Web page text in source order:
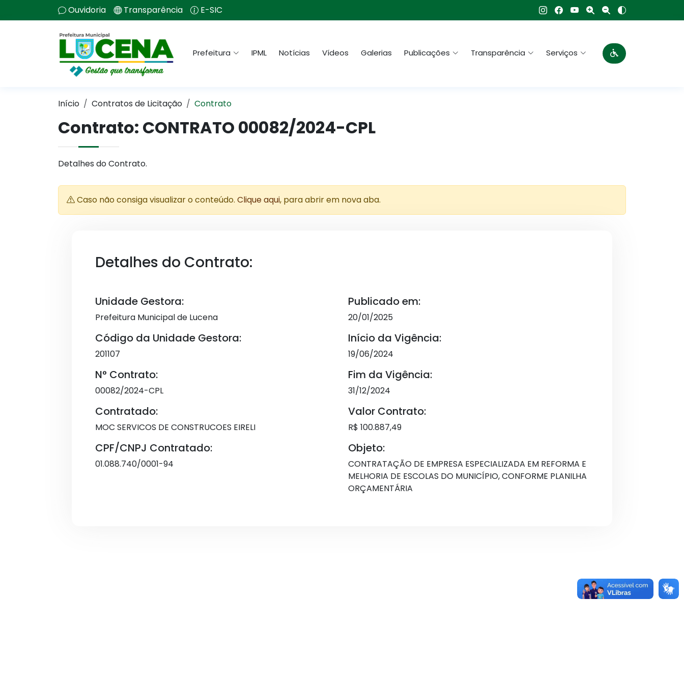
Ouvidoria Transparência E-SIC
Prefeitura IPML Notícias Vídeos Galerias Publicações Transparência Serviços
Início Contratos de Licitação Contrato
Contrato: CONTRATO 00082/2024-CPL
Detalhes do Contrato.
Caso não consiga visualizar o conteúdo. Clique aqui, para abrir em nova aba.
Detalhes do Contrato:
Unidade Gestora:
Prefeitura Municipal de Lucena
Código da Unidade Gestora:
201107
N° Contrato:
00082/2024-CPL
Contratado:
MOC SERVICOS DE CONSTRUCOES EIRELI
CPF/CNPJ Contratado:
01.088.740/0001-94
Publicado em:
20/01/2025
Início da Vigência:
19/06/2024
Fim da Vigência:
31/12/2024
Valor Contrato:
R$ 100.887,49
Objeto:
CONTRATAÇÃO DE EMPRESA ESPECIALIZADA EM REFORMA E
MELHORIA DE ESCOLAS DO MUNICÍPIO, CONFORME PLANILHA
ORÇAMENTÁRIA